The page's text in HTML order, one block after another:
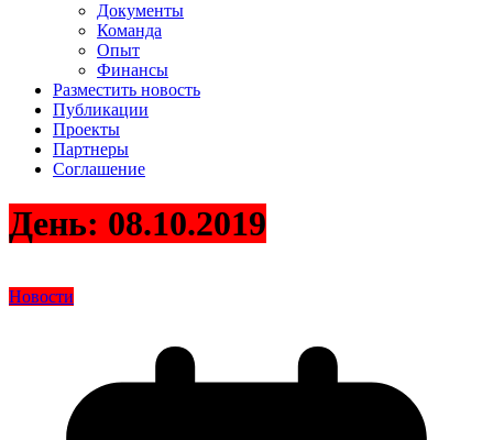
Документы
Команда
Опыт
Финансы
Разместить новость
Публикации
Проекты
Партнеры
Соглашение
День: 08.10.2019
Новости